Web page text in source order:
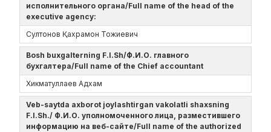
исполнительного органа/Full name of the head of the
executive agency:
Султонов Қахрамон Тожиевич
Bosh buxgalterning F.I.Sh/Ф.И.О. главного
бухгалтера/Full name of the Chief accountant
Хикматуллаев Адхам
Veb-saytda axborot joylashtirgan vakolatli shaxsning
F.I.Sh./ Ф.И.О. уполномоченного лица, разместившего
информацию на веб-сайте/Full name of the authorized